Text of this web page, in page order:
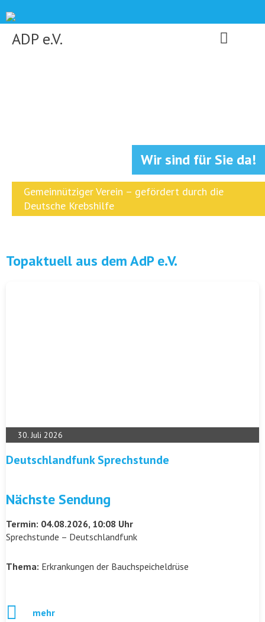
to
content
ADP e.V.
Wir sind für Sie da!
Gemeinnütziger Verein – gefördert durch die
Deutsche Krebshilfe
Topaktuell aus dem AdP e.V.
30. Juli 2026
Deutschlandfunk Sprechstunde
Nächste Sendung
Termin: 04.08.2026, 10:08 Uhr
Sprechstunde – Deutschlandfunk
Thema: Erkrankungen der Bauchspeicheldrüse
mehr